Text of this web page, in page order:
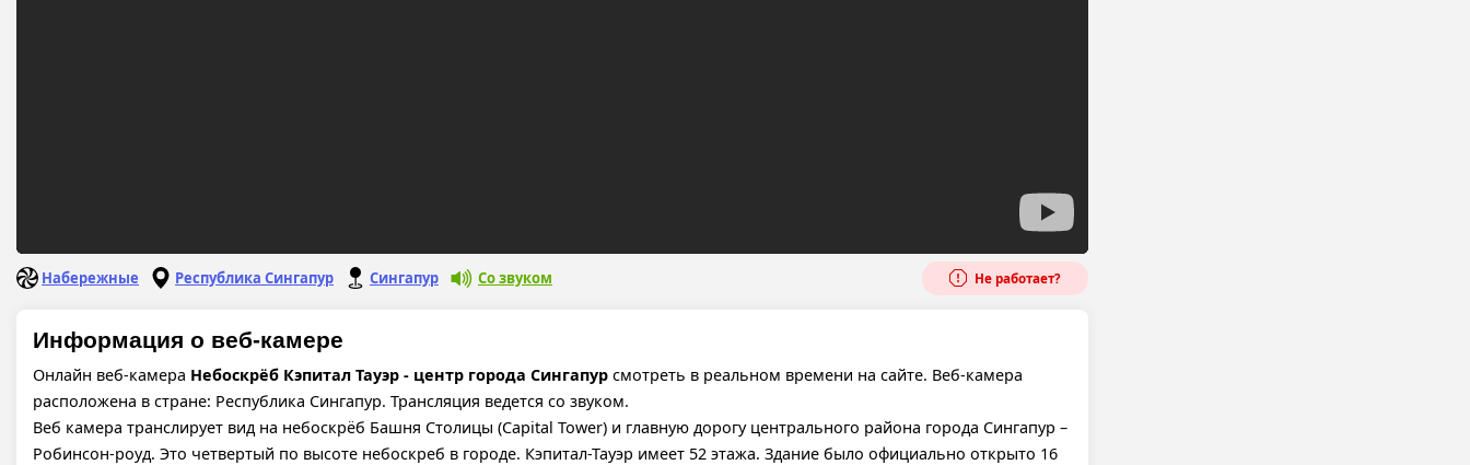
Набережные Республика Сингапур Сингапур Со звуком Не работает?
Информация о веб-камере
Онлайн веб-камера Небоскрёб Кэпитал Тауэр - центр города Сингапур смотреть в реальном времени на сайте. Веб-камера
расположена в стране: Республика Сингапур. Трансляция ведется со звуком.
Веб камера транслирует вид на небоскрёб Башня Столицы (Capital Tower) и главную дорогу центрального района города Сингапур –
Робинсон-роуд. Это четвертый по высоте небоскреб в городе. Кэпитал-Тауэр имеет 52 этажа. Здание было официально открыто 16